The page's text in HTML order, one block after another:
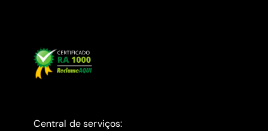
Central de serviços: